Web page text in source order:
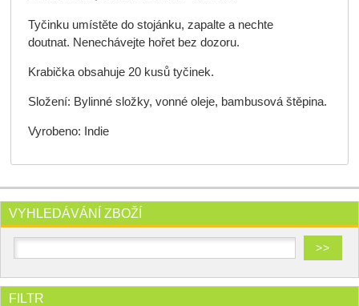
Tyčinku umístěte do stojánku, zapalte a nechte
doutnat. Nenechávejte hořet bez dozoru.
Krabička obsahuje 20 kusů tyčinek.
Složení: Bylinné složky, vonné oleje, bambusová štěpina.
Vyrobeno: Indie
VYHLEDÁVÁNÍ ZBOŽÍ
FILTR